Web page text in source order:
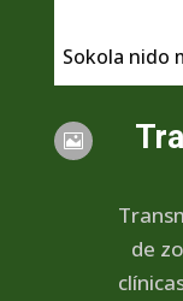
Sokola nido

de